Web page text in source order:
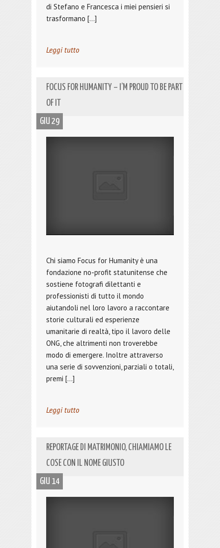
di Stefano e Francesca i miei pensieri si
trasformano […]
Leggi tutto
FOCUS FOR HUMANITY – I’M PROUD TO BE PART
OF IT
GIU 29
Chi siamo Focus for Humanity è una
fondazione no-profit statunitense che
sostiene fotografi dilettanti e
professionisti di tutto il mondo
aiutandoli nel loro lavoro a raccontare
storie culturali ed esperienze
umanitarie di realtà, tipo il lavoro delle
ONG, che altrimenti non troverebbe
modo di emergere. Inoltre attraverso
una serie di sovvenzioni, parziali o totali,
premi […]
Leggi tutto
REPORTAGE DI MATRIMONIO, CHIAMIAMO LE
COSE CON IL NOME GIUSTO
GIU 14